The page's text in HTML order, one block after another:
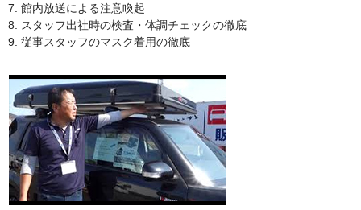
館内放送による注意喚起
スタッフ出社時の検査・体調チェックの徹底
従事スタッフのマスク着用の徹底